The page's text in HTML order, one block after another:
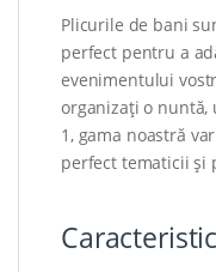
Plicurile de bani
perfect pentru a
evenimentului
organizați o nuntă,
1, gama noastră
perfect tematicii și